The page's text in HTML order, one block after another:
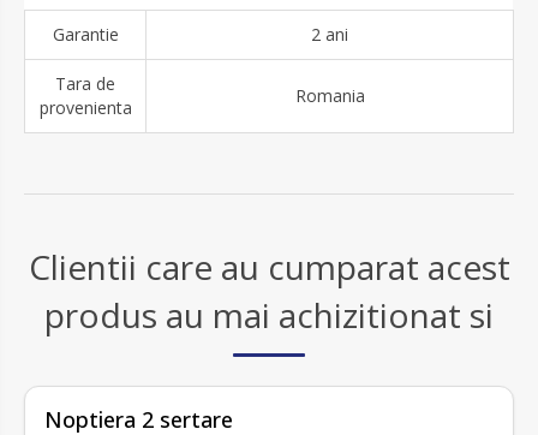
Garantie 2 ani
Tara de
provenienta
Romania
Clientii care au cumparat acest
produs au mai achizitionat si
Noptiera 2 sertare